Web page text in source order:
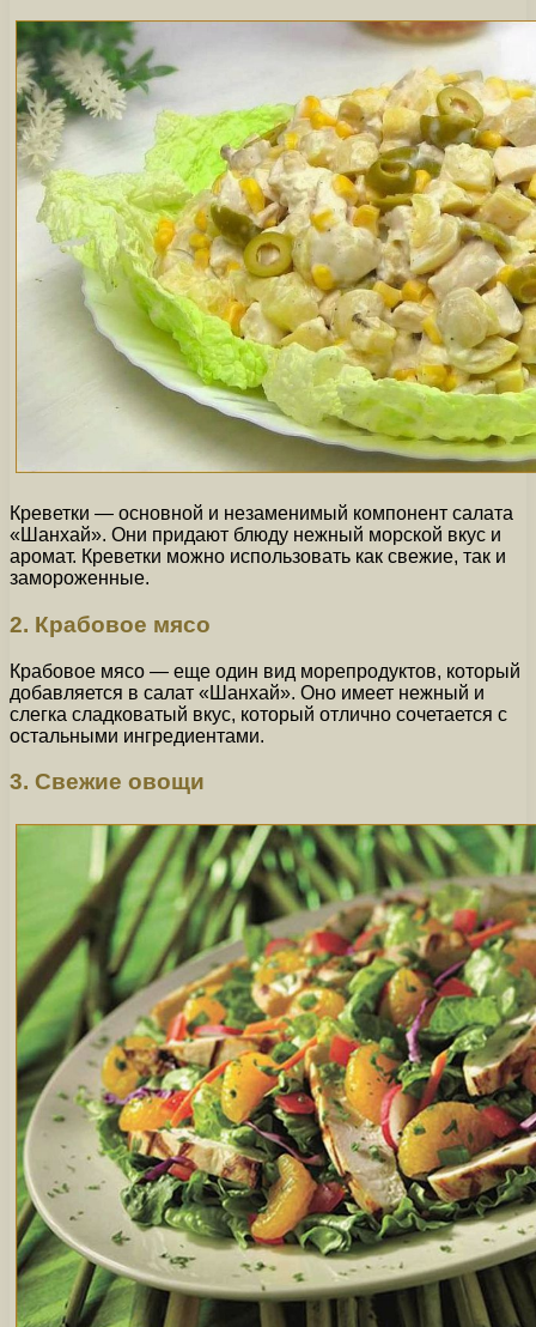
Креветки — основной и незаменимый компонент салата
«Шанхай». Они придают блюду нежный морской вкус и
аромат. Креветки можно использовать как свежие, так и
замороженные.
2. Крабовое мясо
Крабовое мясо — еще один вид морепродуктов, который
добавляется в салат «Шанхай». Оно имеет нежный и
слегка сладковатый вкус, который отлично сочетается с
остальными ингредиентами.
3. Свежие овощи